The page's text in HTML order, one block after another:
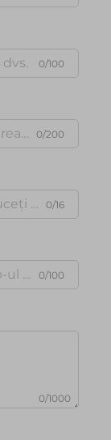
0/100
0/200
0/16
0/100
0/1000